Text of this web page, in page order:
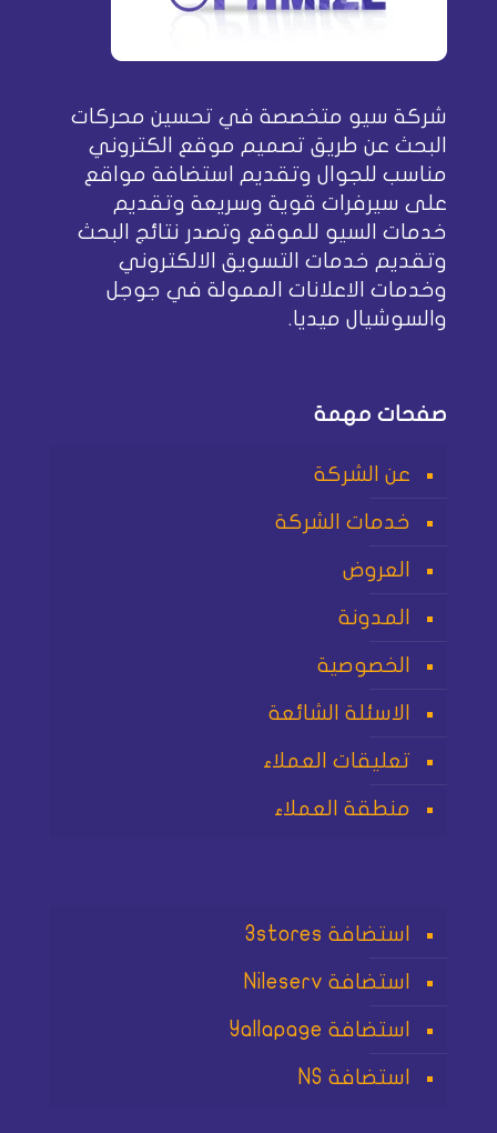
شركة سيو متخصصة في تحسين محركات
البحث عن طريق تصميم موقع الكتروني
مناسب للجوال وتقديم استضافة مواقع
على سيرفرات قوية وسريعة وتقديم
خدمات السيو للموقع وتصدر نتائج البحث
وتقديم خدمات التسويق الالكتروني
وخدمات الاعلانات الممولة في جوجل
والسوشيال ميديا.
صفحات مهمة
عن الشركة
خدمات الشركة
العروض
المدونة
الخصوصية
الاسئلة الشائعة
تعليقات العملاء
منطقة العملاء
استضافة 3stores
استضافة Nileserv
استضافة Yallapage
استضافة NS